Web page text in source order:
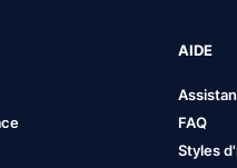
AIDE
FAQ
Styles